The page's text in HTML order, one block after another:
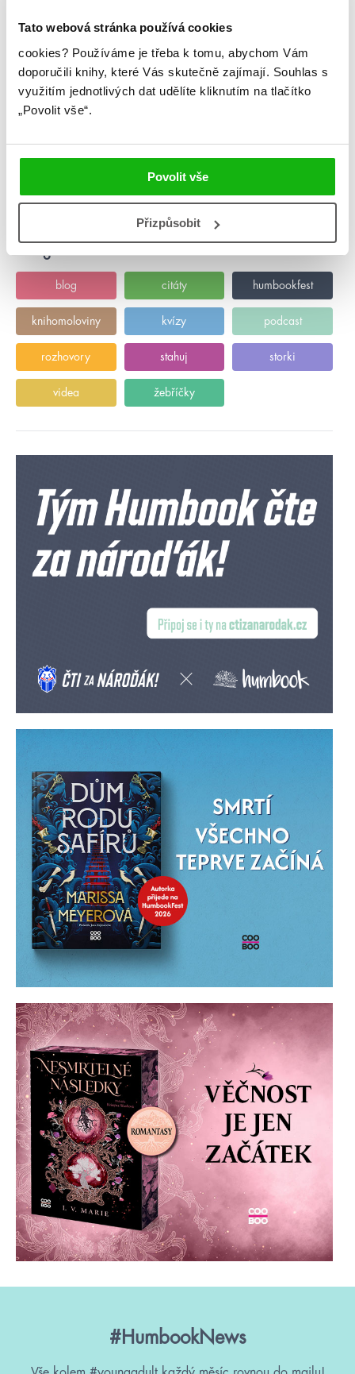
Tato webová stránka používá cookies
cookies? Používáme je třeba k tomu, abychom Vám
doporučili knihy, které Vás skutečně zajímají. Souhlas s
využitím jednotlivých dat udělíte kliknutím na tlačítko
„Povolit vše“.
Povolit vše
Přizpůsobit
#alinovak #carissabroadbent
9. 1. 2025
Lednová online merenda 2025
V prosinci jsme si dali merendovou pauzu, ale nebojte, už jsme
zpátky 😍 Tak si uvařte kakajíčko, dejte si poslední zbytky
cukroví a podívejte se na spoustu knižních infošek a novinek 😁
číst více
blog citáty humbookfest
knihomoloviny kvízy podcast
rozhovory stahuj storki
videa žebříčky
#HumbookNews